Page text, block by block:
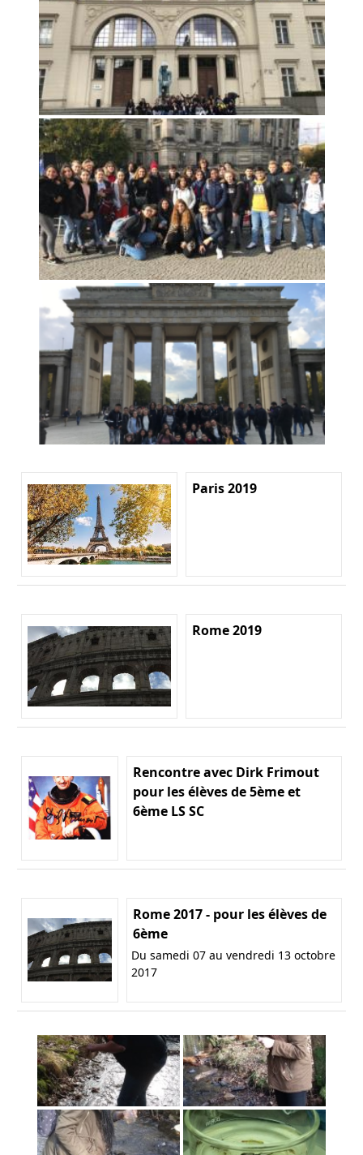
Paris 2019
Rome 2019
Rencontre avec Dirk Frimout
pour les élèves de 5ème et
6ème LS SC
Rome 2017 - pour les élèves de
6ème
Du samedi 07 au vendredi 13 octobre
2017